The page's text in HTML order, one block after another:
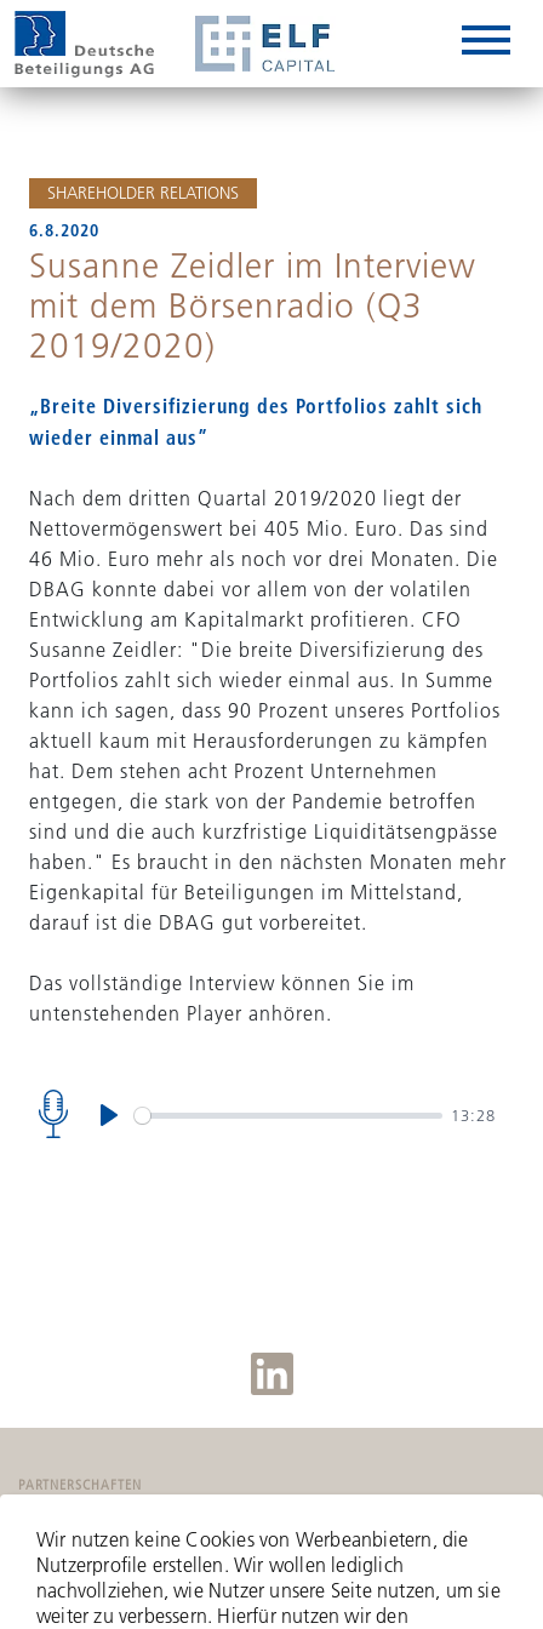
SHAREHOLDER RELATIONS
6.8.2020
Susanne Zeidler im Interview
mit dem Börsenradio (Q3
2019/2020)
„Breite Diversifizierung des Portfolios zahlt sich
wieder einmal aus”
Nach dem dritten Quartal 2019/2020 liegt der
Nettovermögenswert bei 405 Mio. Euro. Das sind
46 Mio. Euro mehr als noch vor drei Monaten. Die
DBAG konnte dabei vor allem von der volatilen
Entwicklung am Kapitalmarkt profitieren. CFO
Susanne Zeidler: "Die breite Diversifizierung des
Portfolios zahlt sich wieder einmal aus. In Summe
kann ich sagen, dass 90 Prozent unseres Portfolios
aktuell kaum mit Herausforderungen zu kämpfen
hat. Dem stehen acht Prozent Unternehmen
entgegen, die stark von der Pandemie betroffen
sind und die auch kurzfristige Liquiditätsengpässe
haben." Es braucht in den nächsten Monaten mehr
Eigenkapital für Beteiligungen im Mittelstand,
darauf ist die DBAG gut vorbereitet.
Das vollständige Interview können Sie im
untenstehenden Player anhören.
13:28
PARTNERSCHAFTEN
Wir nutzen keine Cookies von Werbeanbietern, die
Nutzerprofile erstellen. Wir wollen lediglich
nachvollziehen, wie Nutzer unsere Seite nutzen, um sie
weiter zu verbessern. Hierfür nutzen wir den